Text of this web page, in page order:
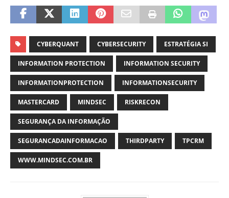
CYBERQUANT CYBERSECURITY ESTRATÉGIA SI
INFORMATION PROTECTION INFORMATION SECURITY
INFORMATIONPROTECTION INFORMATIONSECURITY
MASTERCARD MINDSEC RISKRECON
SEGURANÇA DA INFORMAÇÃO
SEGURANCADAINFORMACAO THIRDPARTY TPCRM
WWW.MINDSEC.COM.BR